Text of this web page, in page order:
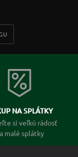
NA SPLÁTKY
si veľkú rádosť
malé splátky